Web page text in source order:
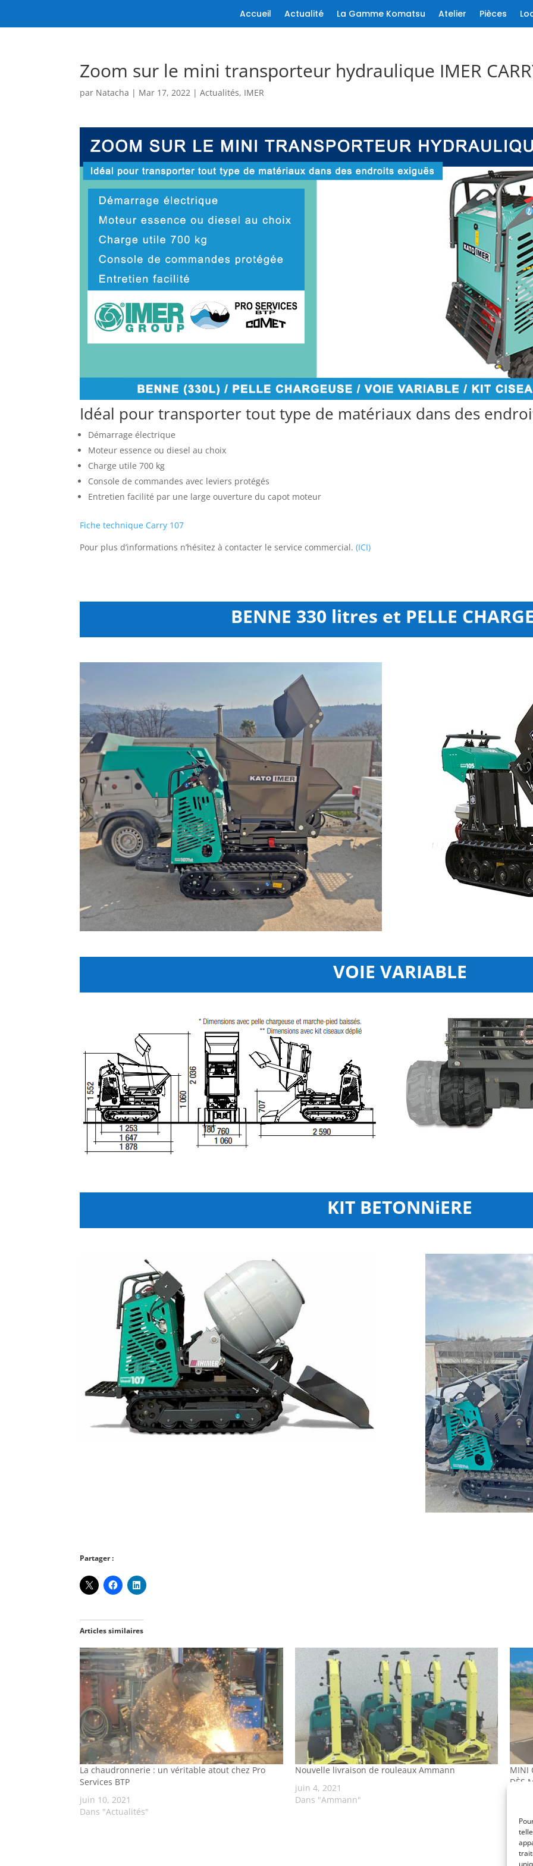
Accueil Actualité La Gamme Komatsu Atelier Pièces
Zoom sur le mini transporteur hydraulique IMER
par Natacha | Mar 17, 2022 |Actualités, IMER
Idéal pour transporter tout type de matériaux dans des
Démarrage électrique
Moteur essence ou diesel au choix
Charge utile 700 kg
Console de commandes avec leviers protégés
Entretien facilité par une large ouverture du capot moteur
Fiche technique Carry 107
Pour plus d’informations n’hésitez à contacter le service commercial.(ICI)
BENNE 330 litres et PELLE
VOIE VARIABLE
KIT BETONNiERE
Partager :
Articles similaires
La chaudronnerie : un véritable atout chez Pro
Services BTP
juin 10, 2021
Dans "Actualités"
Nouvelle livraison de rouleaux Ammann
juin 4, 2021
Dans "Ammann"
MINI
DÈS